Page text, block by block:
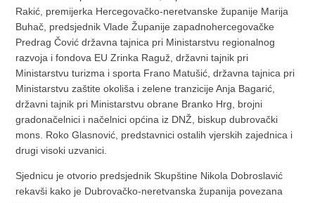
Rakić, premijerka Hercegovačko-neretvanske županije Marija
Buhač, predsjednik Vlade Županije zapadnohercegovačke
Predrag Čović državna tajnica pri Ministarstvu regionalnog
razvoja i fondova EU Zrinka Raguž, državni tajnik pri
Ministarstvu turizma i sporta Frano Matušić, državna tajnica pri
Ministarstvu zaštite okoliša i zelene tranzicije Anja Bagarić,
državni tajnik pri Ministarstvu obrane Branko Hrg, brojni
gradonačelnici i načelnici općina iz DNŽ, biskup dubrovački
mons. Roko Glasnović, predstavnici ostalih vjerskih zajednica i
drugi visoki uzvanici.
Sjednicu je otvorio predsjednik Skupštine Nikola Dobroslavić
rekavši kako je Dubrovačko-neretvanska županija povezana